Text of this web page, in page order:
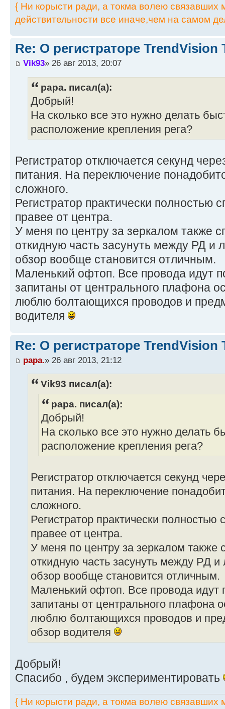
{ Ни корысти ради, а токма волею связавших
действительности все иначе,чем на самом
Re: О регистраторе TrendVision
Vik93» 26 авг 2013, 20:07
papa. писал(а):
Добрый!
На сколько все это нужно делать
расположение крепления рега?
Регистратор отключается секунд
питания. На переключение
сложного.
Регистратор практически полностью
правее от центра.
У меня по центру за зеркалом также
откидную часть засунуть между РД и
обзор вообще становится отличным.
Маленький офтоп. Все провода идут
запитаны от центрального плафона
люблю болтающихся проводов и
водителя
Re: О регистраторе TrendVision
papa.» 26 авг 2013, 21:12
Vik93 писал(а):
papa. писал(а):
Добрый!
На сколько все это нужно делать
расположение крепления рега?
Регистратор отключается секунд
питания. На переключение
сложного.
Регистратор практически полностью
правее от центра.
У меня по центру за зеркалом также
откидную часть засунуть между РД
обзор вообще становится отличным.
Маленький офтоп. Все провода идут
запитаны от центрального плафона
люблю болтающихся проводов и
обзор водителя
Добрый!
Спасибо , будем экспериментировать
{ Ни корысти ради, а токма волею связавших